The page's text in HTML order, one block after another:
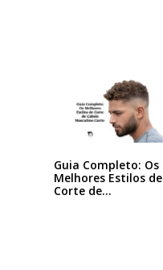
Guia Completo: Os
Melhores Estilos de
Corte de…